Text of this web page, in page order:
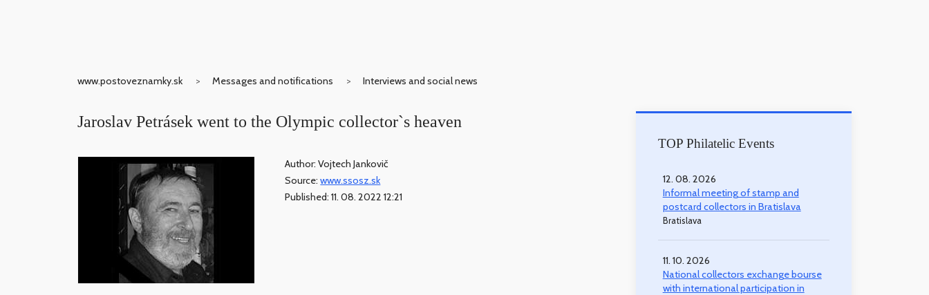
www.postoveznamky.sk Messages and notifications Interviews and social news
Jaroslav Petrásek went to the Olympic collector`s heaven
Author: Vojtech Jankovič
Source:www.ssosz.sk
Published: 11. 08. 2022 12:21
TOP Philatelic Events
12. 08. 2026
Informal meeting of stamp and
postcard collectors in Bratislava
Bratislava
11. 10. 2026
National collectors exchange bourse
with international participation in